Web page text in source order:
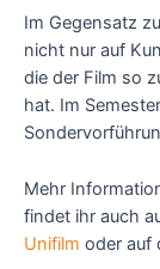
Im Gegensatz
nicht nur auf
die der Film so
hat. Im
Mehr
findet ihr auch
Unifilm oder auf